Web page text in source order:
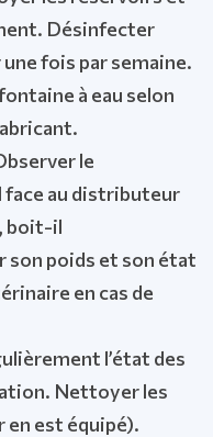
Désinfecter
fois par semaine.
à eau selon
le
face au distributeur
boit-il
son poids et son état
en cas de
l’état des
Nettoyer les
est équipé).